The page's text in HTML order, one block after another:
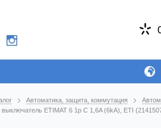
Автоматика, защита, коммутация
ETIMAT 6 1p C 1,6A (6kA), ETI